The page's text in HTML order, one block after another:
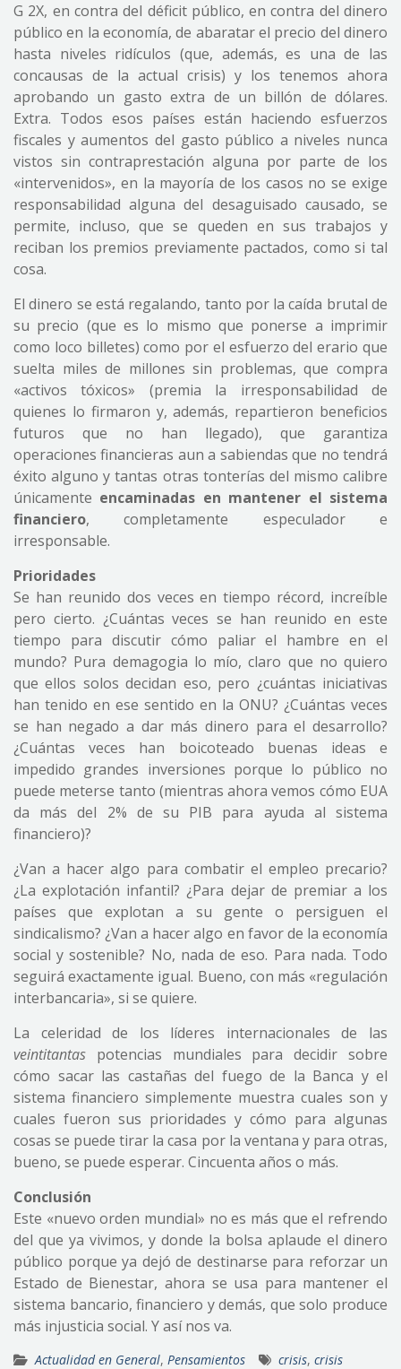
G 2X, en contra del déficit público, en contra del dinero
público en la economía, de abaratar el precio del dinero
hasta niveles ridículos (que, además, es una de las
concausas de la actual crisis) y los tenemos ahora
aprobando un gasto extra de un billón de dólares.
Extra. Todos esos países están haciendo esfuerzos
fiscales y aumentos del gasto público a niveles nunca
vistos sin contraprestación alguna por parte de los
«intervenidos», en la mayoría de los casos no se exige
responsabilidad alguna del desaguisado causado, se
permite, incluso, que se queden en sus trabajos y
reciban los premios previamente pactados, como si tal
cosa.
El dinero se está regalando, tanto por la caída brutal de
su precio (que es lo mismo que ponerse a imprimir
como loco billetes) como por el esfuerzo del erario que
suelta miles de millones sin problemas, que compra
«activos tóxicos» (premia la irresponsabilidad de
quienes lo firmaron y, además, repartieron beneficios
futuros que no han llegado), que garantiza
operaciones financieras aun a sabiendas que no tendrá
éxito alguno y tantas otras tonterías del mismo calibre
únicamente encaminadas en mantener el sistema
financiero, completamente especulador e
irresponsable.
Prioridades
Se han reunido dos veces en tiempo récord, increíble
pero cierto. ¿Cuántas veces se han reunido en este
tiempo para discutir cómo paliar el hambre en el
mundo? Pura demagogia lo mío, claro que no quiero
que ellos solos decidan eso, pero ¿cuántas iniciativas
han tenido en ese sentido en la ONU? ¿Cuántas veces
se han negado a dar más dinero para el desarrollo?
¿Cuántas veces han boicoteado buenas ideas e
impedido grandes inversiones porque lo público no
puede meterse tanto (mientras ahora vemos cómo EUA
da más del 2% de su PIB para ayuda al sistema
financiero)?
¿Van a hacer algo para combatir el empleo precario?
¿La explotación infantil? ¿Para dejar de premiar a los
países que explotan a su gente o persiguen el
sindicalismo? ¿Van a hacer algo en favor de la economía
social y sostenible? No, nada de eso. Para nada. Todo
seguirá exactamente igual. Bueno, con más «regulación
interbancaria», si se quiere.
La celeridad de los líderes internacionales de las
veintitantas potencias mundiales para decidir sobre
cómo sacar las castañas del fuego de la Banca y el
sistema financiero simplemente muestra cuales son y
cuales fueron sus prioridades y cómo para algunas
cosas se puede tirar la casa por la ventana y para otras,
bueno, se puede esperar. Cincuenta años o más.
Conclusión
Este «nuevo orden mundial» no es más que el refrendo
del que ya vivimos, y donde la bolsa aplaude el dinero
público porque ya dejó de destinarse para reforzar un
Estado de Bienestar, ahora se usa para mantener el
sistema bancario, financiero y demás, que solo produce
más injusticia social. Y así nos va.
Actualidad en General, Pensamientos crisis, crisis